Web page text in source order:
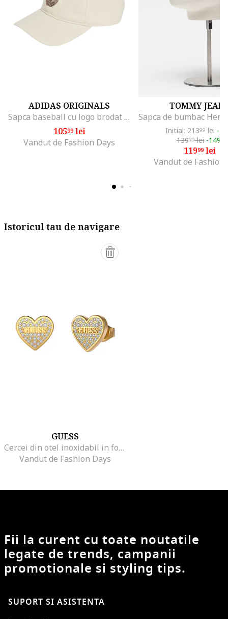
ADIDAS ORIGINALS
Sapca baseball cu logo brodat Classic, Crem
10599lei
Vandut de Fashion Days
TOMMY
Initial: 21399 lei -
13999lei -14%
11999lei
Vandut de Fashion
Istoricul tau de navigare
GUESS
Cercei din otel inoxidabil in forma de inima cu tija si cristale, Auriu/Argintiu
Vandut de Fashion Days
Fii la curent cu toate noutatile
legate de trends, campanii
promotionale si styling tips.
SUPORT SI ASISTENTA